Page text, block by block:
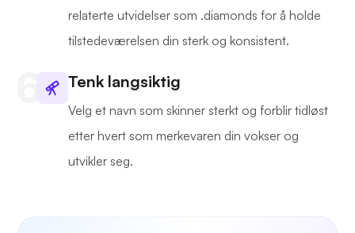
relaterte utvidelser som .diamonds for å holde
tilstedeværelsen din sterk og konsistent.
Tenk langsiktig
Velg et navn som skinner sterkt og forblir tidløst
etter hvert som merkevaren din vokser og
utvikler seg.